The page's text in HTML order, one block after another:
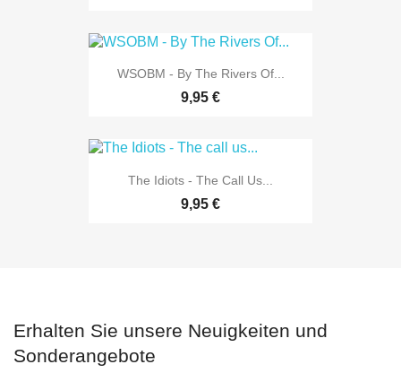
WSOBM - By The Rivers Of...
9,95 €
The Idiots - The Call Us...
9,95 €
Erhalten Sie unsere Neuigkeiten und
Sonderangebote